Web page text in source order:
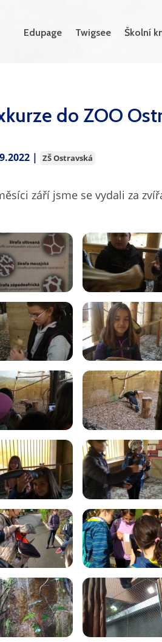
Edupage Twigsee Školní
do ZOO
| ZŠ Ostravská
září jsme se vydali za